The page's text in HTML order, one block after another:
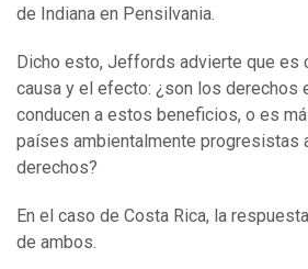
de Indiana en Pensilvania.
Dicho esto, Jeffords advierte que es
causa y el efecto: ¿son los derechos
conducen a estos beneficios, o es
países ambientalmente progresistas
derechos?
En el caso de Costa Rica, la
de ambos.